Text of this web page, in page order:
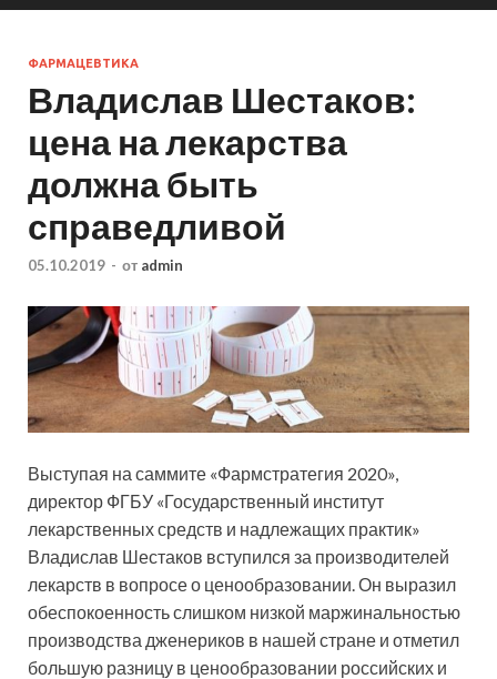
ФАРМАЦЕВТИКА
Владислав Шестаков:
цена на лекарства
должна быть
справедливой
05.10.2019 - от admin
Выступая на саммите «Фармстратегия 2020»,
директор ФГБУ «Государственный институт
лекарственных средств и надлежащих практик»
Владислав Шестаков вступился за производителей
лекарств в вопросе о ценообразовании. Он выразил
обеспокоенность слишком низкой маржинальностью
производства дженериков в нашей стране и отметил
большую разницу в ценообразовании российских и